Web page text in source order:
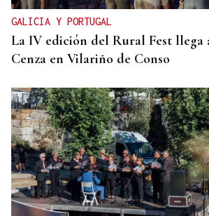
GALICIA Y PORTUGAL
La IV edición del Rural Fest llega
Cenza en Vilariño de Conso